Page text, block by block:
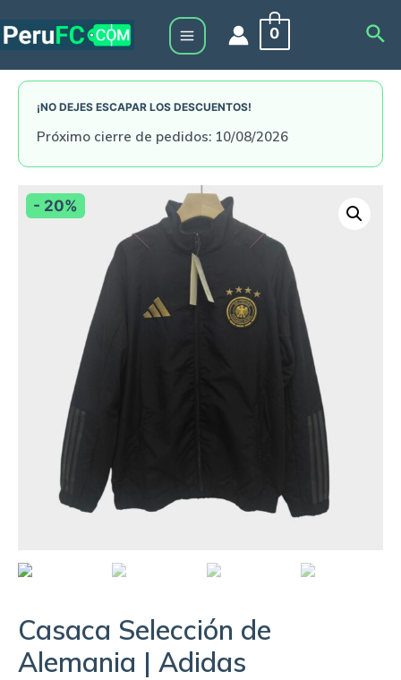
to
Main
Menu
0
¡NO DEJES ESCAPAR LOS DESCUENTOS!
Próximo cierre de pedidos: 10/08/2026
- 20%
Casaca Selección de
Alemania | Adidas